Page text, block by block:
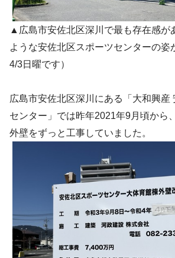
▲広島市安佐北区深川で最も存在感が
ような安佐北区スポーツセンターの姿
4/3日曜です）
広島市安佐北区深川にある「大和興産
センター」では昨年2021年9月頃から
外壁をずっと工事していました。